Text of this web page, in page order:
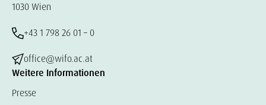
1030 Wien
+43 1 798 26 01 – 0
office@wifo.ac.at
Weitere Informationen
Presse